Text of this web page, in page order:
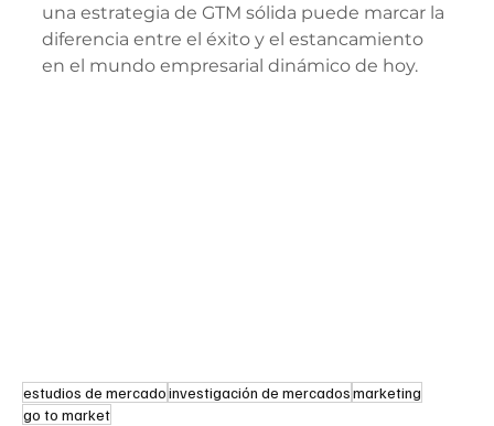
una estrategia de GTM sólida puede marcar la
diferencia entre el éxito y el estancamiento
en el mundo empresarial dinámico de hoy.
estudios de mercadoinvestigación de mercadosmarketing
go to market